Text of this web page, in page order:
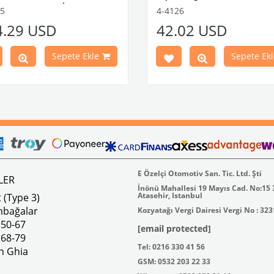
Modelleri İle Uyumludur
İle Uyumludur
İle Uyumludur
1973 Yılları Arasındaki Variant
USD
Sepete Ekle
uyumludur.
plakalıktan oluşmaktadır.
VWC Parça No: 4-4126
4-4126
42.02 USD
Sepete
(Type 3)
67
79
Ghia
E Özelçi Otomotiv San. Tic. Ltd. Şti
İnönü Mahallesi 19 Mayıs Cad. No:15
Atasehir, Istanbul
Kozyatağı Vergi Dairesi Vergi No :
[email protected]
Tel: 0216 330 41 56
GSM: 0532 203 22 33